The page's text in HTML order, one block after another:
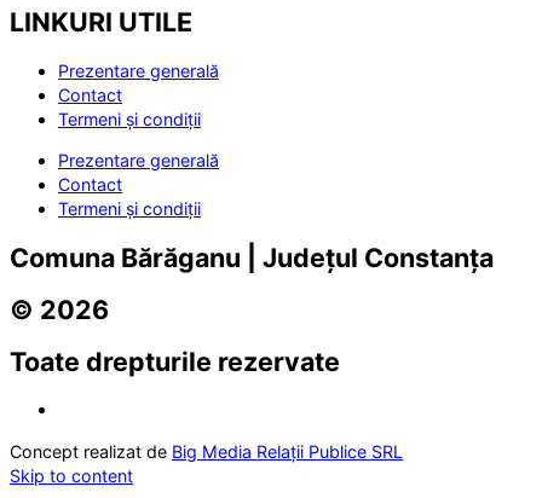
LINKURI UTILE
Prezentare generală
Contact
Termeni și condiții
Prezentare generală
Contact
Termeni și condiții
Comuna Bărăganu | Județul Constanța
© 2026
Toate drepturile rezervate
Concept realizat de Big Media Relații Publice SRL
Skip to content